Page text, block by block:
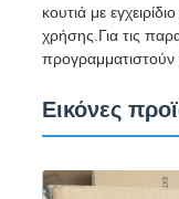
κουτιά με
χρήσης.Για τις
προγραμματιστούν
Εικόνες